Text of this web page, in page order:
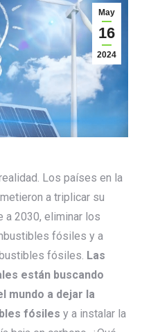
May
16
2024
Los países en la
a triplicar su
a 2030, eliminar los
fósiles y a
fósiles. Las
están buscando
mundo a dejar la
fósiles y a instalar la